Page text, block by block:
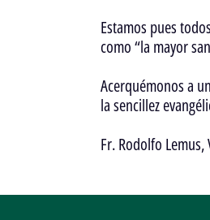
Estamos pues
como “la mayor
Acerquémonos a
la sencillez
Fr. Rodolfo